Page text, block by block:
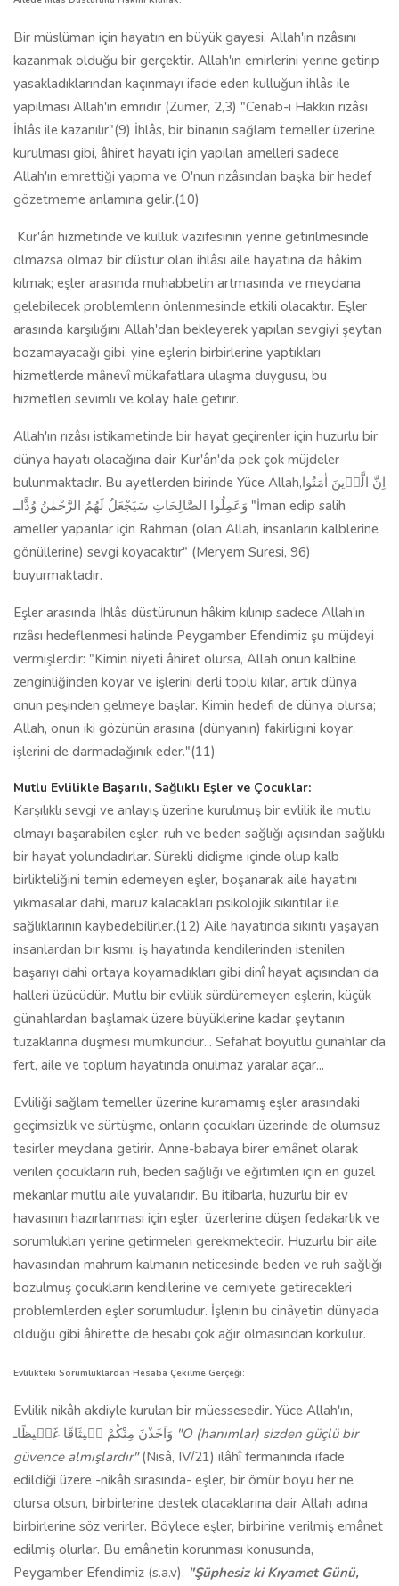
Bir müslüman için hayatın en büyük gayesi, Allah'ın rızâsını
kazanmak olduğu bir gerçektir. Allah'ın emirlerini yerine getirip
yasakladıklarından kaçınmayı ifade eden kulluğun ihlâs ile
yapılması Allah'ın emridir (Zümer, 2,3) "Cenab-ı Hakkın rızâsı
İhlâs ile kazanılır"(9) İhlâs, bir binanın sağlam temeller üzerine
kurulması gibi, âhiret hayatı için yapılan amelleri sadece
Allah'ın emrettiği yapma ve O'nun rızâsından başka bir hedef
gözetmeme anlamına gelir.(10)
Kur'ân hizmetinde ve kulluk vazifesinin yerine getirilmesinde
olmazsa olmaz bir düstur olan ihlâsı aile hayatına da hâkim
kılmak; eşler arasında muhabbetin artmasında ve meydana
gelebilecek problemlerin önlenmesinde etkili olacaktır. Eşler
arasında karşılığını Allah'dan bekleyerek yapılan sevgiyi şeytan
bozamayacağı gibi, yine eşlerin birbirlerine yaptıkları
hizmetlerde mânevî mükafatlara ulaşma duygusu, bu
hizmetleri sevimli ve kolay hale getirir.
Allah'ın rızâsı istikametinde bir hayat geçirenler için huzurlu bir
dünya hayatı olacağına dair Kur'ân'da pek çok müjdeler
bulunmaktadır. Bu ayetlerden birinde Yüce Allah,اِنَّ الَّذ۪ينَ اٰمَنُوا
وَعَمِلُوا الصَّالِحَاتِ سَيَجْعَلُ لَهُمُ الرَّحْمٰنُ وُدًّا‌ــ "İman edip salih
ameller yapanlar için Rahman (olan Allah, insanların kalblerine
gönüllerine) sevgi koyacaktır" (Meryem Suresi, 96)
buyurmaktadır.
Eşler arasında İhlâs düstürunun hâkim kılınıp sadece Allah'ın
rızâsı hedeflenmesi halinde Peygamber Efendimiz şu müjdeyi
vermişlerdir: "Kimin niyeti âhiret olursa, Allah onun kalbine
zenginliğinden koyar ve işlerini derli toplu kılar, artık dünya
onun peşinden gelmeye başlar. Kimin hedefi de dünya olursa;
Allah, onun iki gözünün arasına (dünyanın) fakirligini koyar,
işlerini de darmadağınık eder."(11)
Mutlu Evlilikle Başarılı, Sağlıklı Eşler ve Çocuklar:
Karşılıklı sevgi ve anlayış üzerine kurulmuş bir evlilik ile mutlu
olmayı başarabilen eşler, ruh ve beden sağlığı açısından sağlıklı
bir hayat yolundadırlar. Sürekli didişme içinde olup kalb
birlikteliğini temin edemeyen eşler, boşanarak aile hayatını
yıkmasalar dahi, maruz kalacakları psikolojik sıkıntılar ile
sağlıklarının kaybedebilirler.(12) Aile hayatında sıkıntı yaşayan
insanlardan bir kısmı, iş hayatında kendilerinden istenilen
başarıyı dahi ortaya koyamadıkları gibi dinî hayat açısından da
halleri üzücüdür. Mutlu bir evlilik sürdüremeyen eşlerin, küçük
günahlardan başlamak üzere büyüklerine kadar şeytanın
tuzaklarına düşmesi mümkündür... Sefahat boyutlu günahlar da
fert, aile ve toplum hayatında onulmaz yaralar açar...
Evliliği sağlam temeller üzerine kuramamış eşler arasındaki
geçimsizlik ve sürtüşme, onların çocukları üzerinde de olumsuz
tesirler meydana getirir. Anne-babaya birer emânet olarak
verilen çocukların ruh, beden sağlığı ve eğitimleri için en güzel
mekanlar mutlu aile yuvalarıdır. Bu itibarla, huzurlu bir ev
havasının hazırlanması için eşler, üzerlerine düşen fedakarlık ve
sorumlukları yerine getirmeleri gerekmektedir. Huzurlu bir aile
havasından mahrum kalmanın neticesinde beden ve ruh sağlığı
bozulmuş çocukların kendilerine ve cemiyete getirecekleri
problemlerden eşler sorumludur. İşlenin bu cinâyetin dünyada
olduğu gibi âhirette de hesabı çok ağır olmasından korkulur.
Evlilikteki Sorumluklardan Hesaba Çekilme Gerçeği:
Evlilik nikâh akdiyle kurulan bir müessesedir. Yüce Allah'ın,
وَاَخَذْنَ مِنْكُمْ م۪يثَاقًا غَل۪يظًا‌‌ـ "O (hanımlar) sizden güçlü bir
güvence almışlardır"(Nisâ, IV/21) ilâhî fermanında ifade
edildiği üzere -nikâh sırasında- eşler, bir ömür boyu her ne
olursa olsun, birbirlerine destek olacaklarına dair Allah adına
birbirlerine söz verirler. Böylece eşler, birbirine verilmiş emânet
edilmiş olurlar. Bu emânetin korunması konusunda,
Peygamber Efendimiz (s.a.v), "Şüphesiz ki Kıyamet Günü,